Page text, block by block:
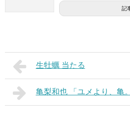
記
生牡蠣 当たる
亀梨和也 「ユメより、亀。